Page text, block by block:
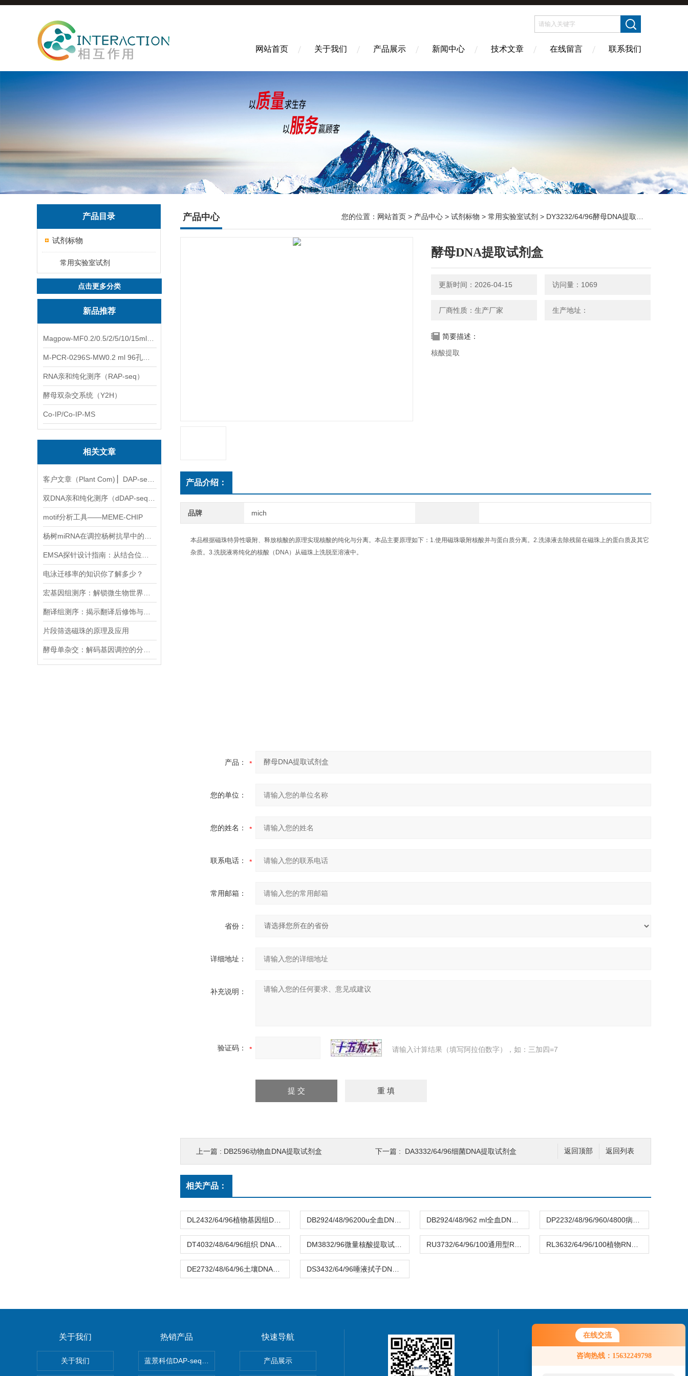
在线交流
咨询热线：15632249798
您好！欢迎前来咨询，很高兴为您
服务，请问您要咨询什么问题呢？
网站首页 关于我们 产品展示 新闻中心 技术文章 在线留言 联系我们
产品目录
试剂标物
常用实验室试剂
点击更多分类
新品推荐
RNA亲和纯化测序（RAP-seq）
酵母双杂交系统（Y2H）
Co-IP/Co-IP-MS
相关文章
motif分析工具——MEME-CHIP
电泳迁移率的知识你了解多少？
片段筛选磁珠的原理及应用
产品中心 您的位置： 网站首页 > 产品中心 > 试剂标物 > 常用实验室试剂 > DY3232/64/96酵母DNA提取试剂盒
酵母DNA提取试剂盒
更新时间：2026-04-15 访问量：1069
厂商性质：生产厂家 生产地址：
简要描述：
核酸提取
产品介绍：
品牌 mich
本品根据磁珠特异性吸附、释放核酸的原理实现核酸的纯化与分离。本品主要原理如下：1.使用磁珠吸附核酸并与蛋白质分离。2.洗涤液去除残留在磁珠上的蛋白质及其它
杂质。3.洗脱液将纯化的核酸（DNA）从磁珠上洗脱至溶液中。
产品：
您的单位：
您的姓名：
联系电话：
常用邮箱：
省份：
详细地址：
补充说明：
验证码： 请输入计算结果（填写阿拉伯数字），如：三加四=7
返回列表
返回顶部
上一篇 : DB2596动物血DNA提取试剂盒 下一篇 : DA3332/64/96细菌DNA提取试剂盒
相关产品：
关于我们
关于我们
热销产品
蓝景科信DAP-seq技术服务实验流程分析流程
快速导航
产品展示
联系我们